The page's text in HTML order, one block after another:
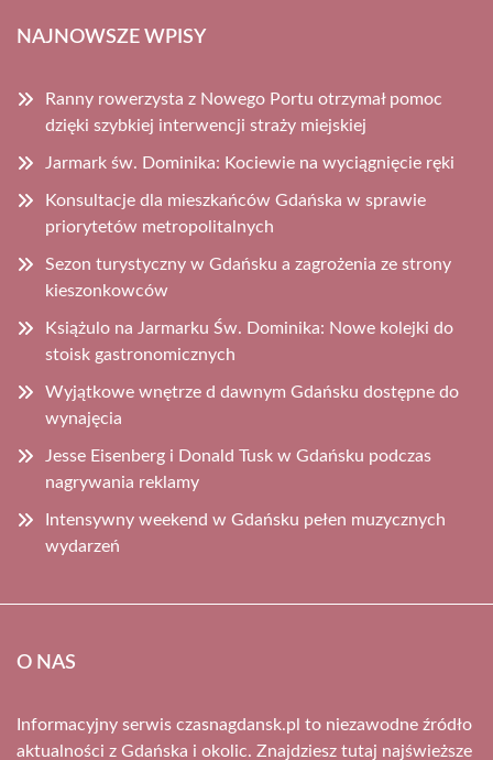
NAJNOWSZE WPISY
Ranny rowerzysta z Nowego Portu otrzymał pomoc
dzięki szybkiej interwencji straży miejskiej
Jarmark św. Dominika: Kociewie na wyciągnięcie ręki
Konsultacje dla mieszkańców Gdańska w sprawie
priorytetów metropolitalnych
Sezon turystyczny w Gdańsku a zagrożenia ze strony
kieszonkowców
Książulo na Jarmarku Św. Dominika: Nowe kolejki do
stoisk gastronomicznych
Wyjątkowe wnętrze d dawnym Gdańsku dostępne do
wynajęcia
Jesse Eisenberg i Donald Tusk w Gdańsku podczas
nagrywania reklamy
Intensywny weekend w Gdańsku pełen muzycznych
wydarzeń
O NAS
Informacyjny serwis czasnagdansk.pl to niezawodne źródło
aktualności z Gdańska i okolic. Znajdziesz tutaj najświeższe